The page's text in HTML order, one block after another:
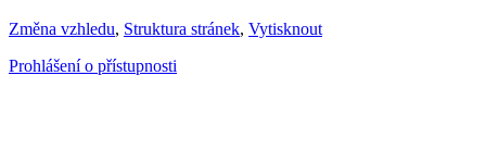
Změna vzhledu, Struktura stránek, Vytisknout
Prohlášení o přístupnosti